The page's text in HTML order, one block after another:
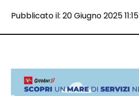
Data e ora:
Pubblicato il: 20 Giugno 2025 11:15
Dettagli articolo